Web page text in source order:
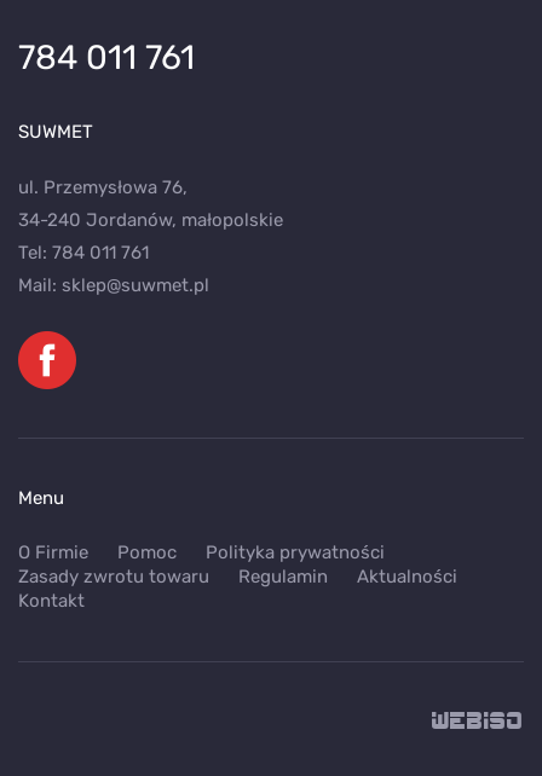
784 011 761
SUWMET
ul. Przemysłowa 76,
34-240 Jordanów, małopolskie
Tel: 784 011 761
Mail: sklep@suwmet.pl
Menu
O Firmie Pomoc
Polityka prywatności
Zasady zwrotu towaru
Regulamin
Aktualności
Kontakt
WEBISO